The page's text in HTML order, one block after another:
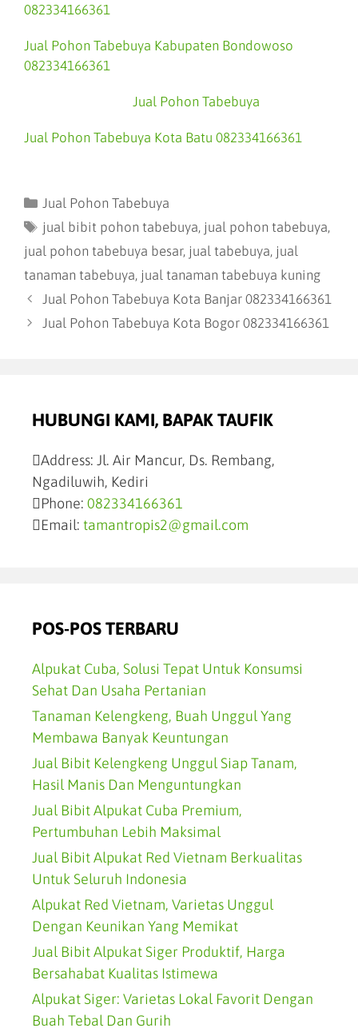
082334166361
Jual Pohon Tabebuya Kabupaten Bondowoso
082334166361
Jual Pohon Tabebuya
Jual Pohon Tabebuya Kota Batu 082334166361
Jual Pohon Tabebuya
jual bibit pohon tabebuya, jual pohon tabebuya,
jual pohon tabebuya besar, jual tabebuya, jual
tanaman tabebuya, jual tanaman tabebuya kuning
Jual Pohon Tabebuya Kota Banjar 082334166361
Jual Pohon Tabebuya Kota Bogor 082334166361
HUBUNGI KAMI, BAPAK TAUFIK
Address: Jl. Air Mancur, Ds. Rembang,
Ngadiluwih, Kediri
Phone: 082334166361
Email: tamantropis2@gmail.com
POS-POS TERBARU
Alpukat Cuba, Solusi Tepat Untuk Konsumsi
Sehat Dan Usaha Pertanian
Tanaman Kelengkeng, Buah Unggul Yang
Membawa Banyak Keuntungan
Jual Bibit Kelengkeng Unggul Siap Tanam,
Hasil Manis Dan Menguntungkan
Jual Bibit Alpukat Cuba Premium,
Pertumbuhan Lebih Maksimal
Jual Bibit Alpukat Red Vietnam Berkualitas
Untuk Seluruh Indonesia
Alpukat Red Vietnam, Varietas Unggul
Dengan Keunikan Yang Memikat
Jual Bibit Alpukat Siger Produktif, Harga
Bersahabat Kualitas Istimewa
Alpukat Siger: Varietas Lokal Favorit Dengan
Buah Tebal Dan Gurih